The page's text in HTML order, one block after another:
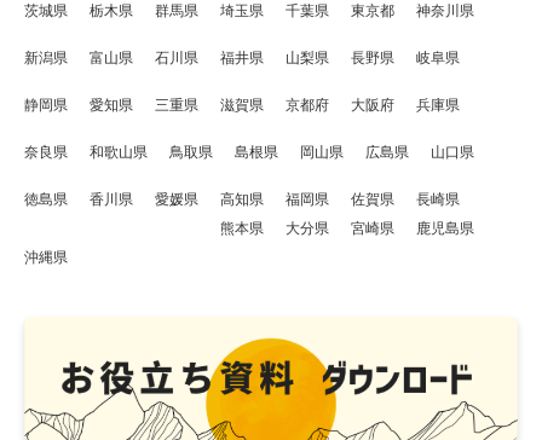
茨城県 栃木県 群馬県 埼玉県 千葉県 東京都 神奈川県
新潟県 富山県 石川県 福井県 山梨県 長野県 岐阜県
静岡県 愛知県 三重県 滋賀県 京都府 大阪府 兵庫県
奈良県 和歌山県 鳥取県 島根県 岡山県 広島県 山口県
徳島県 香川県 愛媛県 高知県 福岡県 佐賀県
長崎県
熊本県
大分県 宮崎県
鹿児島県
沖縄県